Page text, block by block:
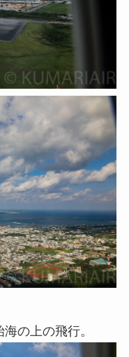
の上の飛行。